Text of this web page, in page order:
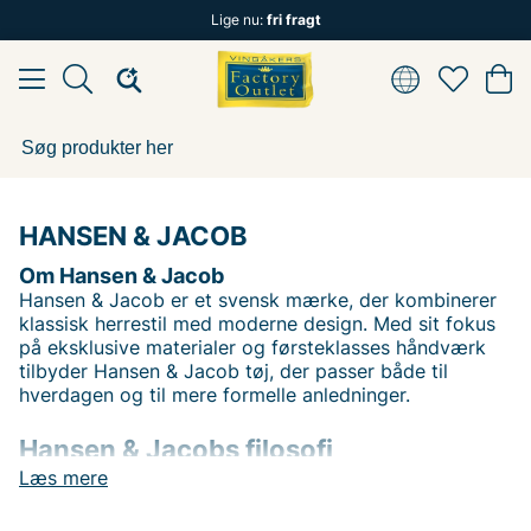
Lige nu: fri fragt
HANSEN & JACOB
Læs mere
Om Hansen & Jacob
Hansen & Jacob er et svensk mærke, der kombinerer
klassisk herrestil med moderne design. Med sit fokus
på eksklusive materialer og førsteklasses håndværk
tilbyder Hansen & Jacob tøj, der passer både til
hverdagen og til mere formelle anledninger.
Hansen & Jacobs filosofi